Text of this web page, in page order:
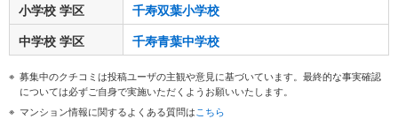
小学校 学区
千寿双葉小学校
中学校 学区
千寿青葉中学校
募集中のクチコミは投稿ユーザの主観や意見に基づいています。最終的な事実確認
については必ずご自身で実施いただくようお願いいたします。
マンション情報に関するよくある質問はこちら